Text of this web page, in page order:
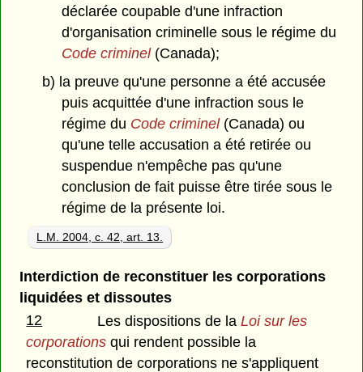
déclarée coupable d'une infraction
d'organisation criminelle sous le régime du
Code criminel (Canada);
b) la preuve qu'une personne a été accusée
puis acquittée d'une infraction sous le
régime du Code criminel(Canada) ou
qu'une telle accusation a été retirée ou
suspendue n'empêche pas qu'une
conclusion de fait puisse être tirée sous le
régime de la présente loi.
L.M. 2004, c. 42, art. 13.
Interdiction de reconstituer les corporations
liquidées et dissoutes
12
Les dispositions de laLoi sur les
corporations qui rendent possible la
reconstitution de corporations ne s'appliquent